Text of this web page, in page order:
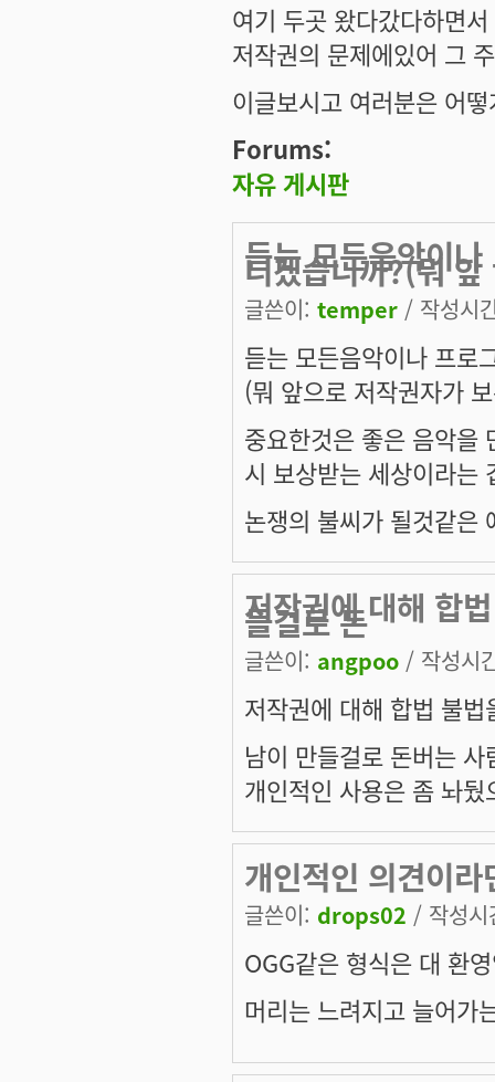
여기 두곳 왔다갔다하면
저작권의 문제에있어 그
이글보시고 여러분은 어
Forums:
자유 게시판
듣는 모든음악이
니겠습니까?(뭐 앞
글쓴이: temper / 작성시
듣는 모든음악이나 프로
(뭐 앞으로 저작권자가
중요한것은 좋은 음악을
시 보상받는 세상이라는
논쟁의 불씨가 될것같은
저작권에 대해 합
들걸로 돈
글쓴이: angpoo / 작성시
저작권에 대해 합법 불
남이 만들걸로 돈버는
개인적인 사용은 좀 놔뒀
개인적인 의견이
글쓴이: drops02 / 작성
OGG같은 형식은 대 환
머리는 느려지고 늘어가